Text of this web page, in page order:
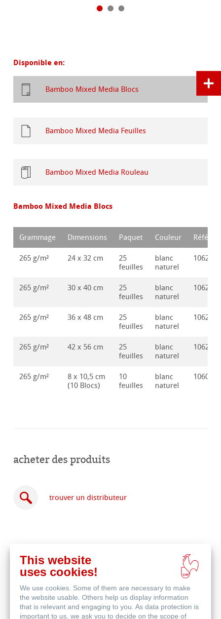
Disponible en:
Bamboo Mixed Media Blocs
Bamboo Mixed Media Feuilles
Bamboo Mixed Media Rouleau
Bamboo Mixed Media Blocs
Grammage Dimensions Paquet Couleur
265 g/m² 24 x 32 cm
25
feuilles
blanc
naturel
265 g/m² 30 x 40 cm
25
feuilles
blanc
naturel
265 g/m² 36 x 48 cm
25
feuilles
blanc
naturel
265 g/m² 42 x 56 cm
25
feuilles
blanc
naturel
265 g/m²
8 x 10,5 cm
(10 Blocs)
10
feuilles
blanc
naturel
acheter des produits
trouver un distributeur
acheter
en
ligne
This website
uses cookies!
We use cookies. Some of them are necessary to make
the website usable. Others help us display information
that is relevant and engaging to you. As data protection is
important to us, we ask you to decide on the scope of